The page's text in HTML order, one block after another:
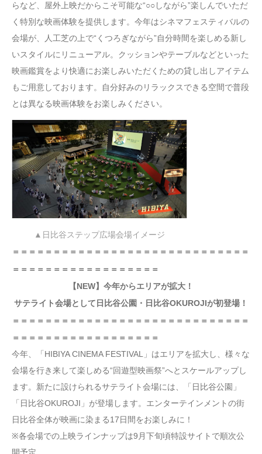
らなど、屋外上映だからこそ可能な“○○しながら”楽しんでいただ
く特別な映画体験を提供します。今年はシネマフェスティバルの
会場が、人工芝の上で“くつろぎながら”自分時間を楽しめる新し
いスタイルにリニューアル。クッションやテーブルなどといった
映画鑑賞をより快適にお楽しみいただくための貸し出しアイテム
もご用意しております。自分好みのリラックスできる空間で普段
とは異なる映画体験をお楽しみください。
▲日比谷ステップ広場会場イメージ
＝＝＝＝＝＝＝＝＝＝＝＝＝＝＝＝＝＝＝＝＝＝＝＝＝＝＝＝＝
＝＝＝＝＝＝＝＝＝＝＝＝＝＝＝＝＝＝
【NEW】 今年からエリアが拡大！
サテライト会場として日比谷公園・日比谷OKUROJIが初登場！
＝＝＝＝＝＝＝＝＝＝＝＝＝＝＝＝＝＝＝＝＝＝＝＝＝＝＝＝＝
＝＝＝＝＝＝＝＝＝＝＝＝＝＝＝＝＝＝
今年、「HIBIYA CINEMA FESTIVAL」はエリアを拡大し、様々な
会場を行き来して楽しめる“回遊型映画祭”へとスケールアップし
ます。新たに設けられるサテライト会場には、「日比谷公園」
「日比谷OKUROJI」が登場します。エンターテインメントの街
日比谷全体が映画に染まる17日間をお楽しみに！
※各会場での上映ラインナップは9月下旬頃特設サイトで順次公